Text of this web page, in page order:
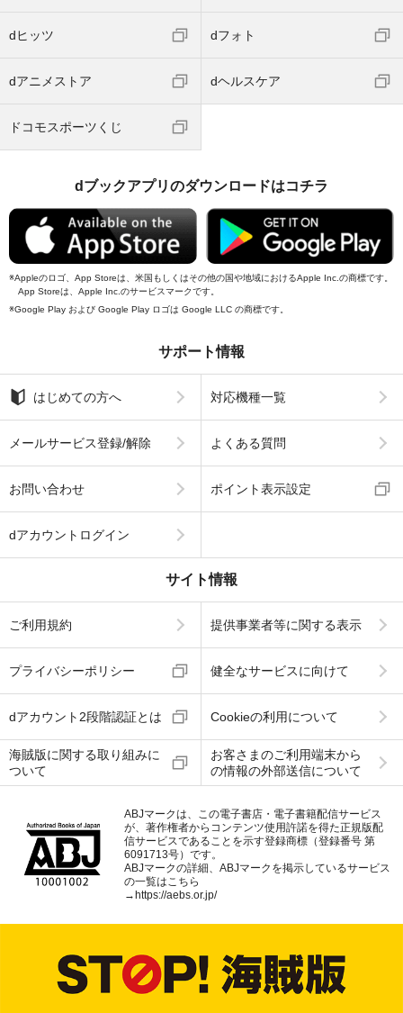
dヒッツ dフォト
dアニメストア dヘルスケア
ドコモスポーツくじ
dブックアプリのダウンロードはコチラ
Appleのロゴ、App Storeは、米国もしくはその他の国や地域におけるApple Inc.の商標です。
App Storeは、Apple Inc.のサービスマークです。
Google Play および Google Play ロゴは Google LLC の商標です。
サポート情報
はじめての方へ 対応機種一覧
メールサービス登録/解除 よくある質問
お問い合わせ ポイント表示設定
dアカウントログイン
サイト情報
ご利用規約 提供事業者等に関する表示
プライバシーポリシー 健全なサービスに向けて
dアカウント2段階認証とは Cookieの利用について
海賊版に関する取り組みに
ついて
お客さまのご利用端末から
の情報の外部送信について
ABJマークは、この電子書店・電子書籍配信サービス
が、著作権者からコンテンツ使用許諾を得た正規版配
信サービスであることを示す登録商標（登録番号 第
6091713号）です。
ABJマークの詳細、ABJマークを掲示しているサービス
の一覧はこちら
→https://aebs.or.jp/